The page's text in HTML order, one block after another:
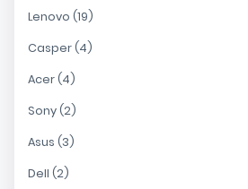
Lenovo (19)
Casper (4)
Acer (4)
Sony (2)
Asus (3)
Dell (2)